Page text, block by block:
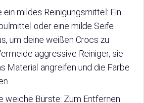
mildes Reinigungsmittel: Ein
oder eine milde Seife
um deine weißen Crocs zu
aggressive Reiniger, sie
Material angreifen und die Farbe
weiche Bürste: Zum Entfernen